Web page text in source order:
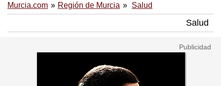
Murcia.com Región de Murcia Salud
Salud